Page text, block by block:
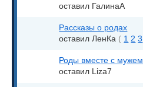
оставил ГалинаА
Рассказы о родах
оставил ЛенКа ( 1 2 3
Роды вместе с мужем
оставил Liza7